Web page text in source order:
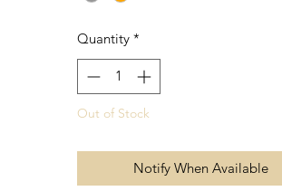
Quantity *
Out of Stock
Notify When Available